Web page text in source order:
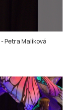
-Petra Malíková